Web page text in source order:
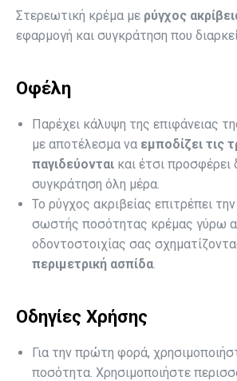
Στερεωτική κρέμα με ρύγχος
εφαρμογή και συγκράτηση που
Οφέλη
Παρέχει κάλυψη της επιφάνειας
με αποτέλεσμα να εμποδίζει τις
παγιδεύονται και έτσι προσφέρει
συγκράτηση όλη μέρα.
Το ρύγχος ακριβείας επιτρέπει
σωστής ποσότητας κρέμας γύρω
οδοντοστοιχίας σας
περιμετρική ασπίδα.
Οδηγίες Xρήσης
Για την πρώτη φορά,
ποσότητα. Χρησιμοποιήστε